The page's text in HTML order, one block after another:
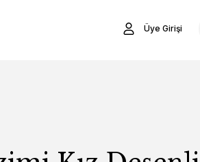
Üye Girişi